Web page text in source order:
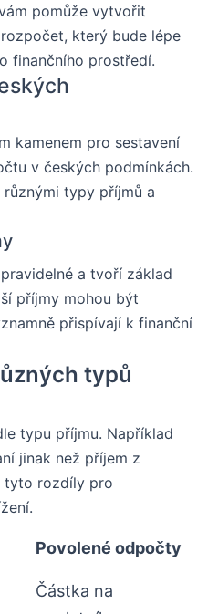
pomůže vytvořit
který bude lépe
finančního prostředí.
kamenem pro sestavení
v českých podmínkách.
typy příjmů a
a tvoří základ
příjmy mohou být
přispívají k finanční
typů
typu příjmu. Například
jinak než příjem z
tyto rozdíly pro
Povolené odpočty
Částka na